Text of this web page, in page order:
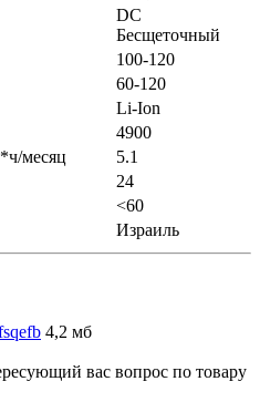
DC
Бесщеточный
100-120
60-120
Li-Ion
4900
месяц
5.1
24
<60
Израиль
4,2 мб
вас вопрос по товару